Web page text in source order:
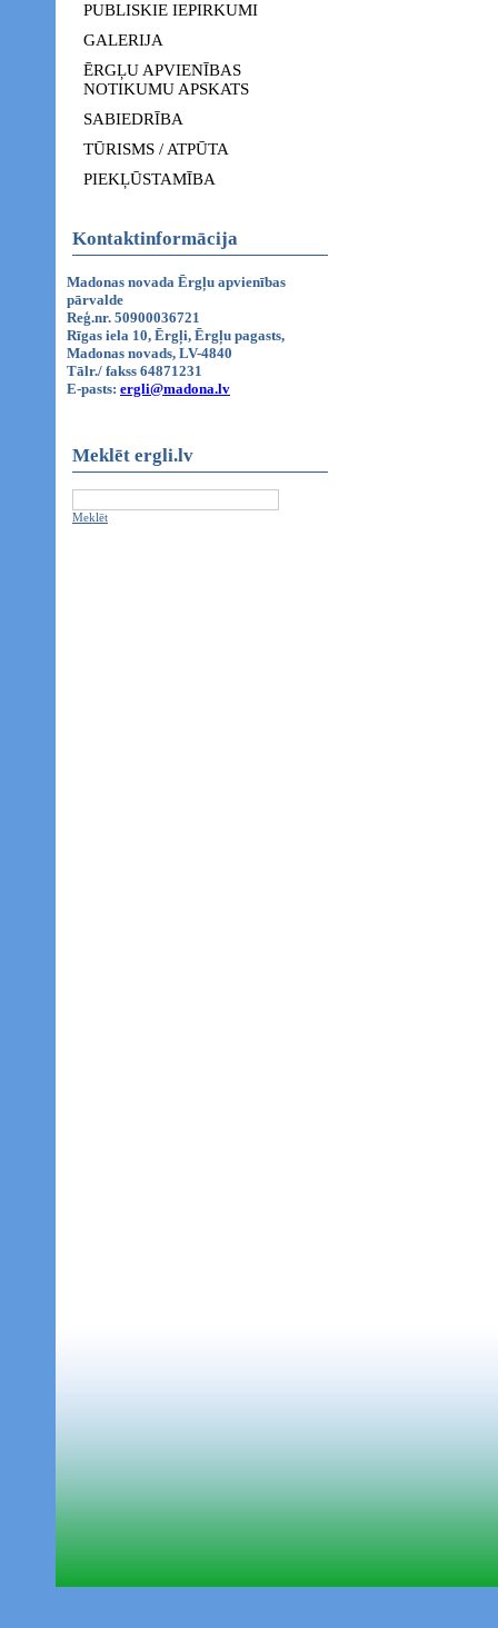
PUBLISKIE IEPIRKUMI
GALERIJA
ĒRGĻU APVIENĪBAS
NOTIKUMU APSKATS
SABIEDRĪBA
TŪRISMS / ATPŪTA
PIEKĻŪSTAMĪBA
Kontaktinformācija
Madonas novada Ērgļu apvienības
pārvalde
Reģ.nr. 50900036721
Rīgas iela 10, Ērgļi, Ērgļu pagasts,
Madonas novads, LV-4840
Tālr./ fakss 64871231
E-pasts: ergli@madona.lv
Meklēt ergli.lv
Meklēt